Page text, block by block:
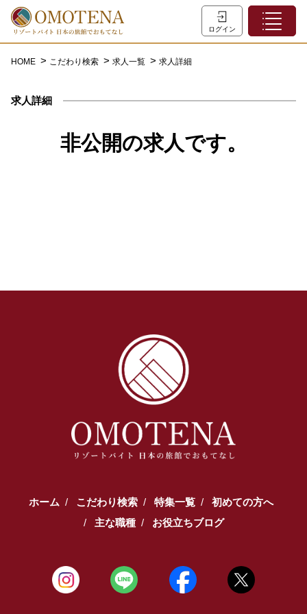
ログイン
ホーム
主な職種
初めての方へ
お問い合わせ
0120-932-959
HOME こだわり検索 求人一覧 求人詳細
求人詳細
非公開の求人です。
ホーム こだわり検索 特集一覧
初めての方へ
主な職種
お役立ちブログ